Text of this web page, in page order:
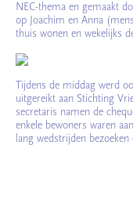
NEC-thema en gemaakt
op Joachim en Anna
thuis wonen en wekelijks
Tijdens de middag werd
uitgereikt aan Stichting
secretaris namen de
enkele bewoners waren
lang wedstrijden